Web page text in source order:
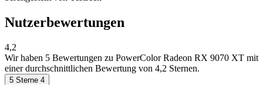
Nutzerbewertungen
4,2
Wir haben 5 Bewertungen zu PowerColor Radeon RX 9070 XT mit
einer durchschnittlichen Bewertung von 4,2 Sternen.
5 Sterne 4